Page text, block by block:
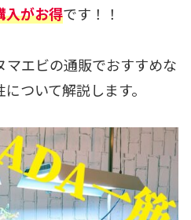
入がお得です！！
エビの通販でおすすめな
ついて解説します。